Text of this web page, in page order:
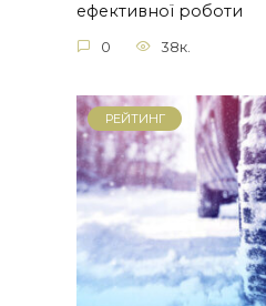
ефективної роботи
0 38к.
РЕЙТИНГ